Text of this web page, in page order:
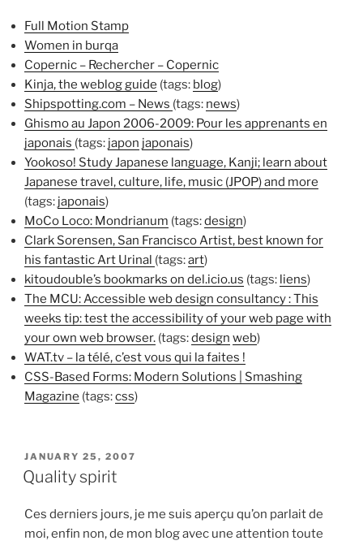
Full Motion Stamp
Women in burqa
Copernic – Rechercher – Copernic
Kinja, the weblog guide (tags: blog)
Shipspotting.com – News (tags: news)
Ghismo au Japon 2006-2009: Pour les apprenants en
japonais (tags: japon japonais)
Yookoso! Study Japanese language, Kanji; learn about
Japanese travel, culture, life, music (JPOP) and more
(tags: japonais)
MoCo Loco: Mondrianum (tags:design)
Clark Sorensen, San Francisco Artist, best known for
his fantastic Art Urinal (tags:art)
kitoudouble’s bookmarks on del.icio.us (tags: liens)
The MCU: Accessible web design consultancy : This
weeks tip: test the accessibility of your web page with
your own web browser. (tags:design web)
WAT.tv – la télé, c’est vous qui la faites !
CSS-Based Forms: Modern Solutions | Smashing
Magazine (tags:css)
POSTED
ON
JANUARY 25, 2007
Quality spirit
Ces derniers jours, je me suis aperçu qu’on parlait de
moi, enfin non, de mon blog avec une attention toute